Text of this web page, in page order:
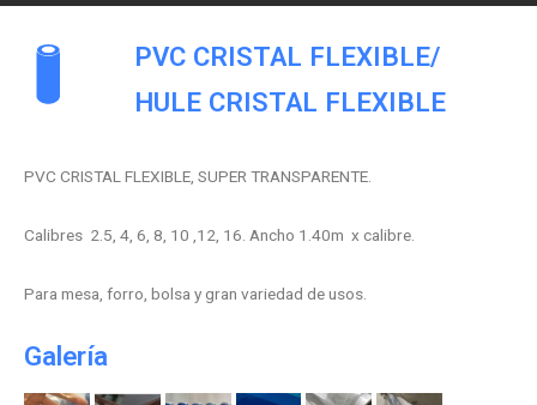
PVC CRISTAL FLEXIBLE/
HULE CRISTAL FLEXIBLE
PVC CRISTAL FLEXIBLE, SUPER TRANSPARENTE.
Calibres 2.5, 4, 6, 8, 10 ,12, 16. Ancho 1.40m x calibre.
Para mesa, forro, bolsa y gran variedad de usos.
Galería